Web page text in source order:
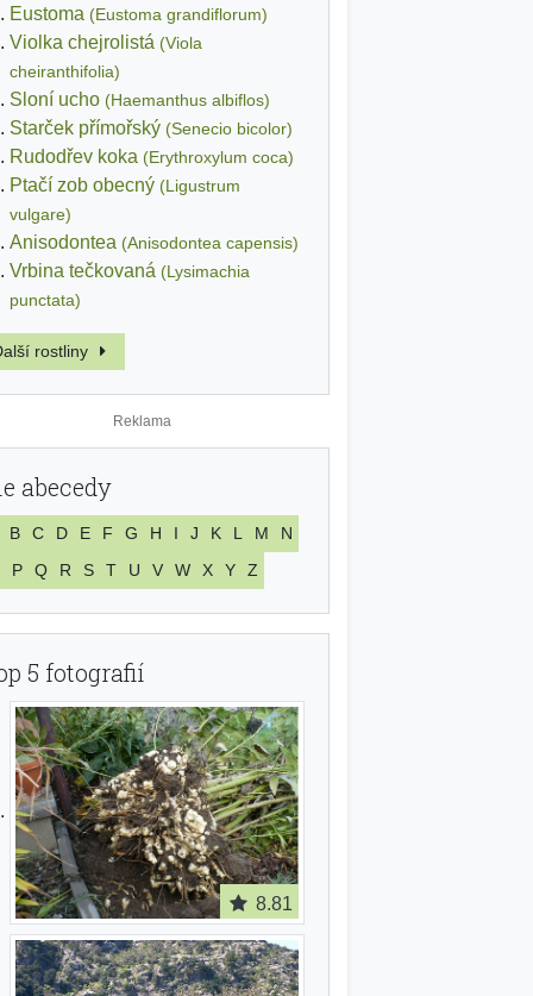
Eustoma (Eustoma grandiflorum)
Violka chejrolistá (Viola
cheiranthifolia)
Sloní ucho (Haemanthus albiflos)
Starček přímořský (Senecio bicolor)
Rudodřev koka (Erythroxylum coca)
Ptačí zob obecný (Ligustrum
vulgare)
Anisodontea (Anisodontea capensis)
Vrbina tečkovaná (Lysimachia
punctata)
rostliny
abecedy
B C D E F G H I J K L M
N
P
Q R S T U V W X Y Z
5 fotografií
8.81